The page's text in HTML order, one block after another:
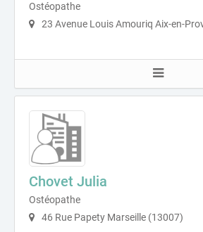
Ostéopathe
23 Avenue Louis Amouriq Aix-en-
Chovet Julia
Ostéopathe
46 Rue Papety Marseille (13007)